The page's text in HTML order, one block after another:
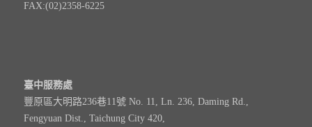
FAX:(02)2358-6225
臺中服務處
豐原區大明路236巷11號 No. 11, Ln. 236, Daming Rd.,
Fengyuan Dist., Taichung City 420,